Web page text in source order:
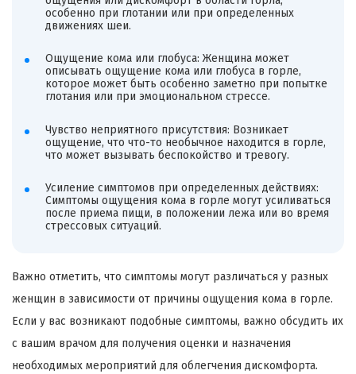
особенно при глотании или при определенных
движениях шеи.
Ощущение кома или глобуса: Женщина может
описывать ощущение кома или глобуса в горле,
которое может быть особенно заметно при попытке
глотания или при эмоциональном стрессе.
Чувство неприятного присутствия: Возникает
ощущение, что что-то необычное находится в горле,
что может вызывать беспокойство и тревогу.
Усиление симптомов при определенных действиях:
Симптомы ощущения кома в горле могут усиливаться
после приема пищи, в положении лежа или во время
стрессовых ситуаций.
Важно отметить, что симптомы могут различаться у разных
женщин в зависимости от причины ощущения кома в горле.
Если у вас возникают подобные симптомы, важно обсудить их
с вашим врачом для получения оценки и назначения
необходимых мероприятий для облегчения дискомфорта.